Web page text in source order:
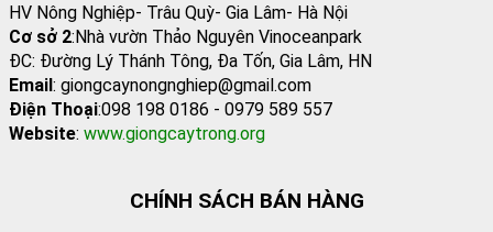
HV Nông Nghiệp- Trâu Quỳ- Gia Lâm- Hà Nội
Cơ sở 2:Nhà vườn Thảo Nguyên Vinoceanpark
ĐC: Đường Lý Thánh Tông, Đa Tốn, Gia Lâm, HN
Email: giongcaynongnghiep@gmail.com
Điện Thoại:098 198 0186 - 0979 589 557
Website: www.giongcaytrong.org
CHÍNH SÁCH BÁN HÀNG